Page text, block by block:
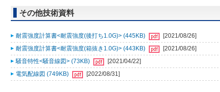
その他技術資料
耐震強度計算書<耐震強度(後打ち1.0G)> (445KB)
[2021/08/26]
耐震強度計算書<耐震強度(箱抜き1.0G)> (443KB)
[2021/08/26]
騒音特性<騒音線図> (73KB)
[2021/04/22]
電気配線図 (749KB)
[2022/08/31]